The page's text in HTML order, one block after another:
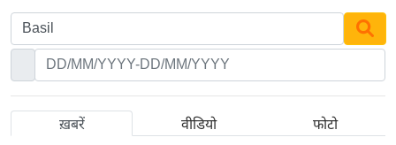
ख
र
ष्ट्री
ख़बरें वीडियो फोटो